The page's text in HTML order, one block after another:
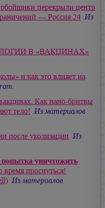
перекрыли центр
— Россия 24 Из
В «ВАКЦИНАХ»
и как это влияет на
Как нано-бритвы
тело! Из материалов
после уколизации Из
попытка уничтожить
проснуться!
Из материалов